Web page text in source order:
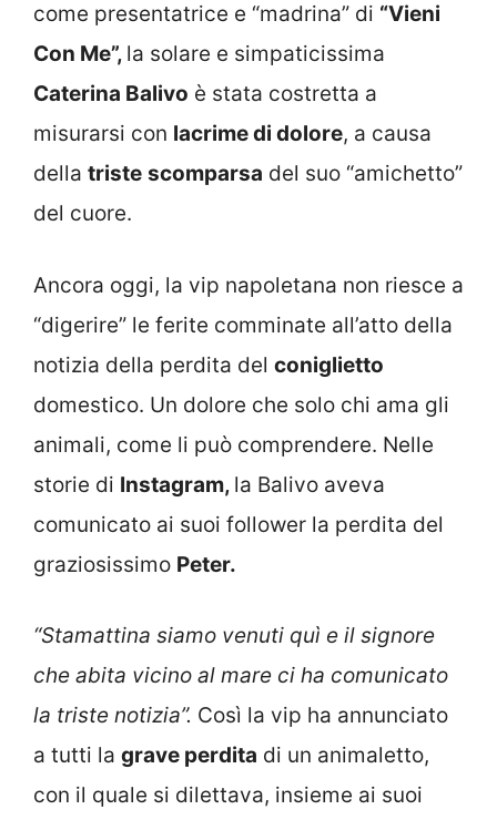
come presentatrice e “madrina” di “Vieni
Con Me”, la solare e simpaticissima
Caterina Balivo è stata costretta a
misurarsi con lacrime di dolore, a causa
della triste scomparsa del suo “amichetto”
del cuore.
Ancora oggi, la vip napoletana non riesce a
“digerire” le ferite comminate all’atto della
notizia della perdita del coniglietto
domestico. Un dolore che solo chi ama gli
animali, come li può comprendere. Nelle
storie di Instagram, la Balivo aveva
comunicato ai suoi follower la perdita del
graziosissimo Peter.
“Stamattina siamo venuti quì e il signore
che abita vicino al mare ci ha comunicato
la triste notizia”. Così la vip ha annunciato
a tutti la grave perdita di un animaletto,
con il quale si dilettava, insieme ai suoi